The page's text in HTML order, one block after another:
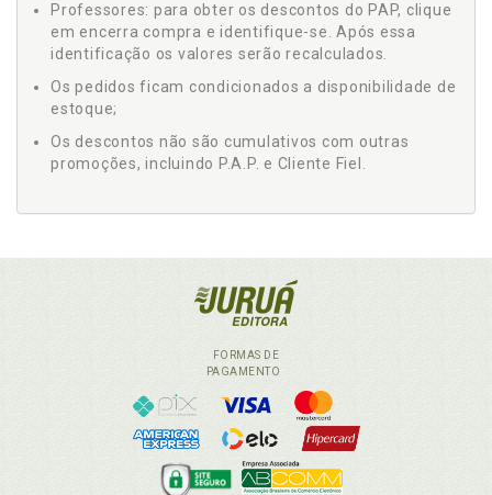
Professores: para obter os descontos do PAP, clique
em encerra compra e identifique-se. Após essa
identificação os valores serão recalculados.
Os pedidos ficam condicionados a disponibilidade de
estoque;
Os descontos não são cumulativos com outras
promoções, incluindo P.A.P. e Cliente Fiel.
FORMAS DE
PAGAMENTO